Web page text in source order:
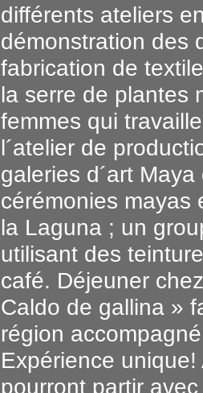
différents ateliers
démonstration des
fabrication de
la serre de plantes
femmes qui
l´atelier de
galeries d´art
cérémonies mayas
la Laguna ; un
utilisant des
café. Déjeuner
Caldo de gallina »
région
Expérience
pourront partir